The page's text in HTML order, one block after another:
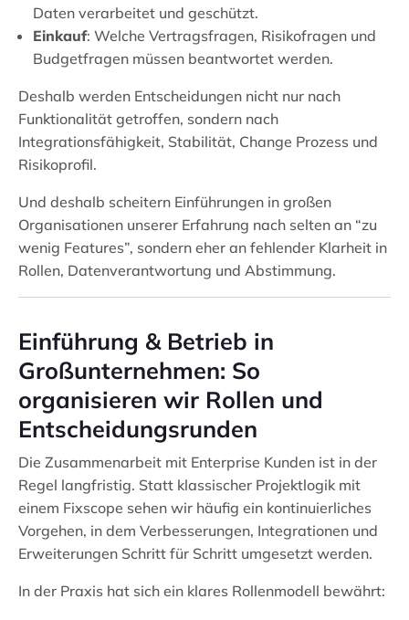
Daten verarbeitet und geschützt.
Einkauf: Welche Vertragsfragen, Risikofragen und
Budgetfragen müssen beantwortet werden.
Deshalb werden Entscheidungen nicht nur nach
Funktionalität getroffen, sondern nach
Integrationsfähigkeit, Stabilität, Change Prozess und
Risikoprofil.
Und deshalb scheitern Einführungen in großen
Organisationen unserer Erfahrung nach selten an “zu
wenig Features”, sondern eher an fehlender Klarheit in
Rollen, Datenverantwortung und Abstimmung.
Einführung & Betrieb in
Großunternehmen: So
organisieren wir Rollen und
Entscheidungsrunden
Die Zusammenarbeit mit Enterprise Kunden ist in der
Regel langfristig. Statt klassischer Projektlogik mit
einem Fixscope sehen wir häufig ein kontinuierliches
Vorgehen, in dem Verbesserungen, Integrationen und
Erweiterungen Schritt für Schritt umgesetzt werden.
In der Praxis hat sich ein klares Rollenmodell bewährt: